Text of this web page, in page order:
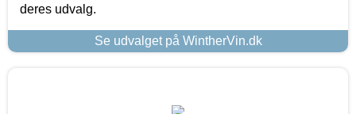
deres udvalg.
Se udvalget på WintherVin.dk